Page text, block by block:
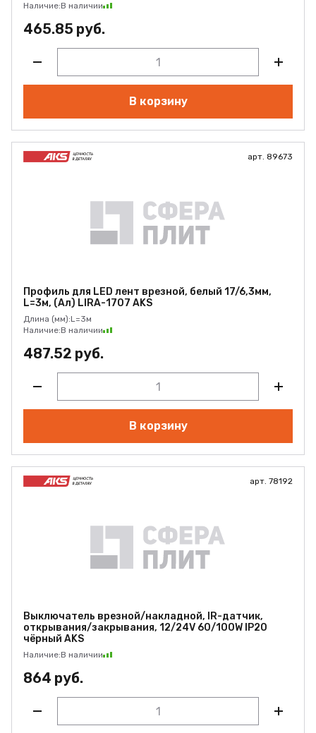
Наличие:В наличии
465.85 руб.
В корзину
арт. 89673
Профиль для LED лент врезной, белый 17/6,3мм,
L=3м, (Ал) LIRA-1707 AKS
Длина (мм):L=3м
Наличие:В наличии
487.52 руб.
В корзину
арт. 78192
Выключатель врезной/накладной, IR-датчик,
открывания/закрывания, 12/24V 60/100W IP20
чёрный AKS
Наличие:В наличии
864 руб.